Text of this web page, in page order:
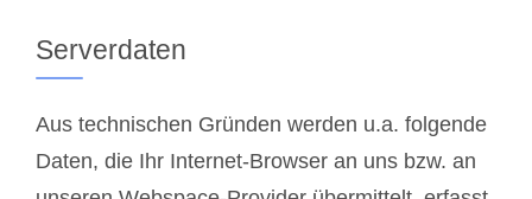
Serverdaten
Aus technischen Gründen werden u.a. folgende
Daten, die Ihr Internet-Browser an uns bzw. an